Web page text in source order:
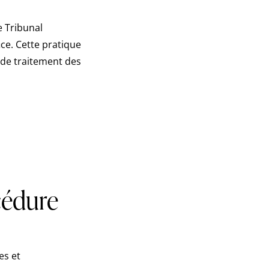
Tribunal
Cette pratique
traitement des
et